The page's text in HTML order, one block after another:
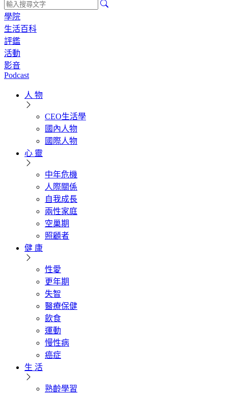
學院
生活百科
評鑑
活動
影音
Podcast
人 物
CEO生活學
國內人物
國際人物
心 靈
中年危機
人際關係
自我成長
兩性家庭
空巢期
照顧者
健 康
性愛
更年期
失智
醫療保健
飲食
運動
慢性病
癌症
生 活
熟齡學習